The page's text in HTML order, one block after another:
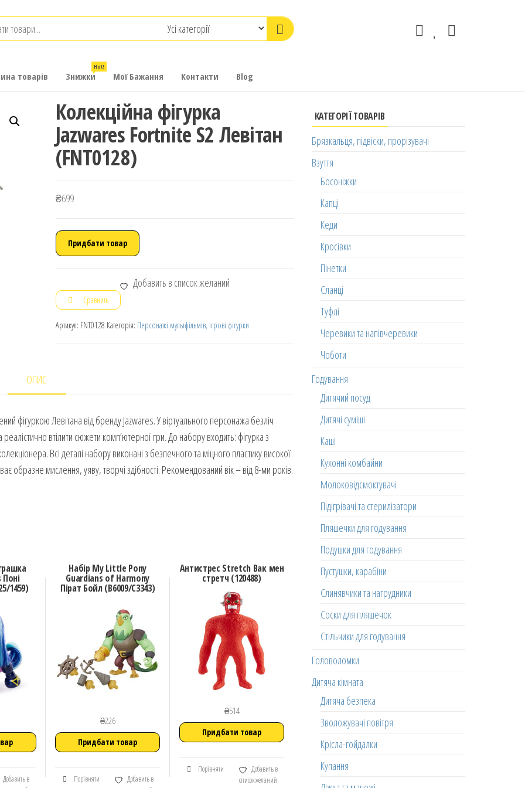
товарів Знижки
Hot!
Мої Бажання Контакти Blog
Колекційна фігурка
Jazwares Fortnite S2 Левітан
(FNT0128)
₴699
Придбати товар
Добавить в список желаний
Сравнить
Артикул: FNT0128 Категорія: Персонажі мультфільмів, ігрові фігурки
ОПИС
фігуркою Левітана від бренду Jazwares. У віртуального персонажа безліч
реалістично втілити сюжети комп’ютерної гри. До набору входить: фігурка з
Всі деталі набору виконані з безпечного та міцного пластику високої
образне мислення, уяву, творчі здібності. Рекомендований вік – від 8-ми років.
1459)
Добавить в
Набір My Little Pony
Guardians of Harmony
Пірат Бойл (B6009/C3343)
₴226
Придбати товар
Порівняти
Добавить в
Антистрес Stretch Вак мен
стретч (120488)
₴514
Придбати товар
Порівняти
Добавить в
список желаний
КАТЕГОРІЇ ТОВАРІВ
Брязкальця, підвіски, прорізувачі
Взуття
Босоніжки
Капці
Кеди
Кросівки
Пінетки
Сланці
Туфлі
Черевики та напівчеревики
Чоботи
Годування
Дитячий посуд
Дитячі суміші
Каші
Кухонні комбайни
Молоковідсмоктувачі
Підігрівачі та стерилізатори
Пляшечки для годування
Подушки для годування
Пустушки, карабіни
Слинявчики та нагрудники
Соски для пляшечок
Стільчики для годування
Головоломки
Дитяча кімната
Дитяча безпека
Зволожувачі повітря
Крісла-гойдалки
Купання